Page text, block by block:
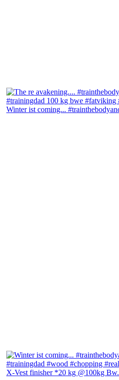
Winter ist coming...
X-Vest finisher *20 kg @100kg